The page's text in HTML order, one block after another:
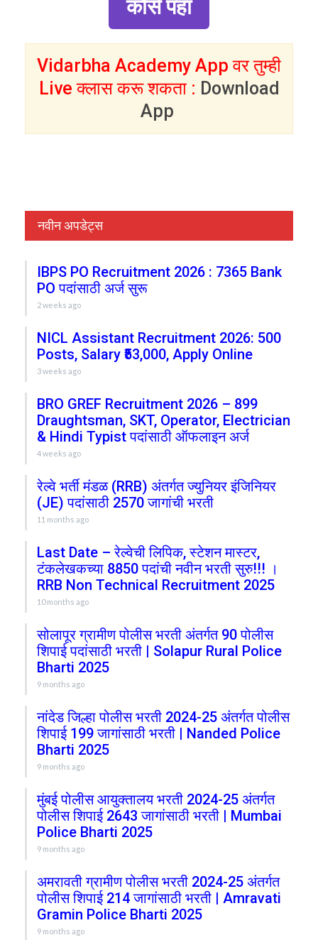
कोर्स पहा
Vidarbha Academy App वर तुम्ही
Live क्लास करू शकता : Download
App
नवीन अपडेट्स
IBPS PO Recruitment 2026 : 7365 Bank
PO पदांसाठी अर्ज सुरू
2 weeks ago
NICL Assistant Recruitment 2026: 500
Posts, Salary ₹53,000, Apply Online
3 weeks ago
BRO GREF Recruitment 2026 – 899
Draughtsman, SKT, Operator, Electrician
& Hindi Typist पदांसाठी ऑफलाइन अर्ज
4 weeks ago
रेल्वे भर्ती मंडळ (RRB) अंतर्गत ज्युनियर इंजिनियर
(JE) पदांसाठी 2570 जागांची भरती
11 months ago
Last Date – रेल्वेची लिपिक, स्टेशन मास्टर,
टंकलेखकच्या 8850 पदांची नवीन भरती सुरु!!! ।
RRB Non Technical Recruitment 2025
10 months ago
सोलापूर ग्रामीण पोलीस भरती अंतर्गत 90 पोलीस
शिपाई पदांसाठी भरती | Solapur Rural Police
Bharti 2025
9 months ago
नांदेड जिल्हा पोलीस भरती 2024-25 अंतर्गत पोलीस
शिपाई 199 जागांसाठी भरती | Nanded Police
Bharti 2025
9 months ago
मुंबई पोलीस आयुक्तालय भरती 2024-25 अंतर्गत
पोलीस शिपाई 2643 जागांसाठी भरती | Mumbai
Police Bharti 2025
9 months ago
अमरावती ग्रामीण पोलीस भरती 2024-25 अंतर्गत
पोलीस शिपाई 214 जागांसाठी भरती | Amravati
Gramin Police Bharti 2025
9 months ago